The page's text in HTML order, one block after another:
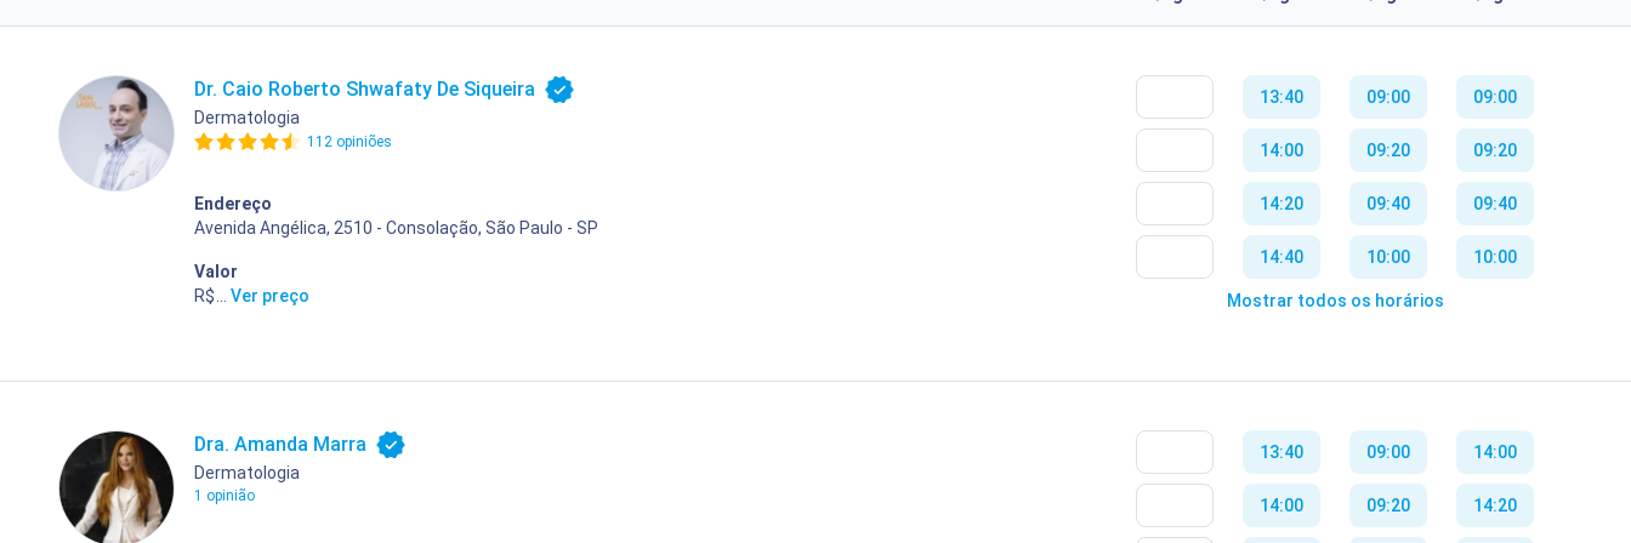
Dr. Caio Roberto Shwafaty De Siqueira
Dermatologia
112 opiniões
Endereço
Avenida Angélica, 2510 - Consolação, São Paulo - SP
Valor
R$ 400,00
Ver preço
13:40
14:00
14:20
14:40
15:00
16:00
16:20
09:00
09:20
09:40
10:00
10:20
11:20
11:40
09:00
09:20
09:40
10:00
11:20
11:40
Mostrar todos os horários
Dra. Amanda Marra
Dermatologia
1 opinião
13:40
14:00
09:00
09:20
14:00
14:20